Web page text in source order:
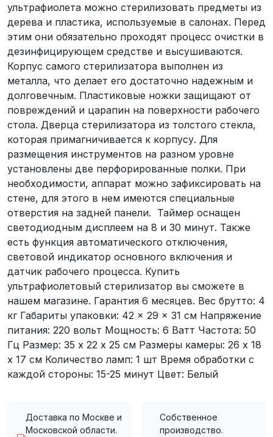
ультрафиолета можно стерилизовать предметы из
дерева и пластика, используемые в салонах. Перед
этим они обязательно проходят процесс очистки в
дезинфицирующем средстве и высушиваются.
Корпус самого стерилизатора выполнен из
металла, что делает его достаточно надежным и
долговечным. Пластиковые ножки защищают от
повреждений и царапин на поверхности рабочего
стола. Дверца стерилизатора из толстого стекла,
которая примагничивается к корпусу. Для
размещения инструментов на разном уровне
установлены две перфорированные полки. При
необходимости, аппарат можно зафиксировать на
стене, для этого в нем имеются специальные
отверстия на задней панели. Таймер оснащен
светодиодным дисплеем на 8 и 30 минут. Также
есть функция автоматического отключения,
световой индикатор основного включения и
датчик рабочего процесса. Купить
ультрафиолетовый стерилизатор вы сможете в
нашем магазине. Гарантия 6 месяцев. Вес брутто: 4
кг Габариты упаковки: 42 × 29 × 31 cм Напряжение
питания: 220 вольт Мощность: 6 Ватт Частота: 50
Гц Размер: 35 х 22 х 25 см Размеры камеры: 26 х 18
х 17 см Количество ламп: 1 шт Время обработки с
каждой стороны: 15-25 минут Цвет: Белый
Доставка по Москве и
Московской области.
Собственное
производство.